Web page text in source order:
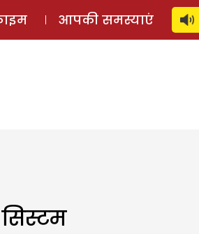
लॉग इन ⚲
आपकी समस्याएं